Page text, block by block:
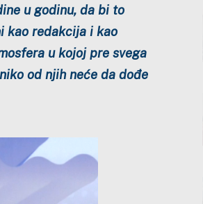
u godinu, da bi to
kao redakcija i kao
u kojoj pre svega
od njih neće da dođe